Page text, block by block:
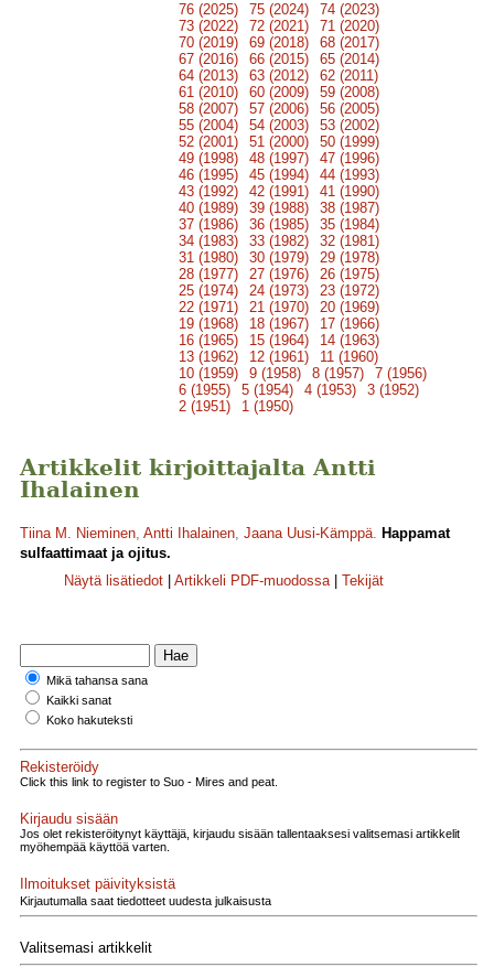
76 (2025) 75 (2024)
74 (2023)
73 (2022)
72 (2021)
71 (2020)
70 (2019)
69 (2018)
68 (2017)
67 (2016)
66 (2015)
65 (2014)
64 (2013)
63 (2012)
62 (2011)
61 (2010)
60 (2009)
59 (2008)
58 (2007)
57 (2006)
56 (2005)
55 (2004)
54 (2003)
53 (2002)
52 (2001)
51 (2000)
50 (1999)
49 (1998)
48 (1997)
47 (1996)
46 (1995)
45 (1994)
44 (1993)
43 (1992)
42 (1991)
41 (1990)
40 (1989)
39 (1988)
38 (1987)
37 (1986)
36 (1985)
35 (1984)
34 (1983)
33 (1982)
32 (1981)
31 (1980)
30 (1979)
29 (1978)
28 (1977)
27 (1976)
26 (1975)
25 (1974)
24 (1973)
23 (1972)
22 (1971)
21 (1970)
20 (1969)
19 (1968)
18 (1967)
17 (1966)
16 (1965)
15 (1964)
14 (1963)
13 (1962)
12 (1961)
11 (1960)
10 (1959)
9 (1958) 8 (1957)
7 (1956)
6 (1955)
5 (1954) 4 (1953)
3 (1952)
2 (1951)
1 (1950)
Artikkelit kirjoittajalta Antti
Ihalainen
Tiina M. Nieminen, Antti Ihalainen, Jaana Uusi-Kämppä. Happamat
sulfaattimaat ja ojitus.
Näytä lisätiedot
Artikkeli PDF-muodossa| Tekijät
Mikä tahansa sana
Kaikki sanat
Koko hakuteksti
Rekisteröidy
Click this link to register to Suo - Mires and peat.
Kirjaudu sisään
Jos olet rekisteröitynyt käyttäjä, kirjaudu sisään tallentaaksesi valitsemasi artikkelit
myöhempää käyttöä varten.
Ilmoitukset päivityksistä
Kirjautumalla saat tiedotteet uudesta julkaisusta
Valitsemasi artikkelit